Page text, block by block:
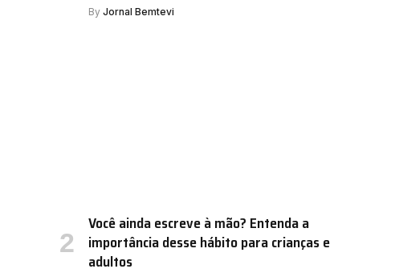
By Jornal Bemtevi
Você ainda escreve à mão? Entenda a
importância desse hábito para crianças e
adultos